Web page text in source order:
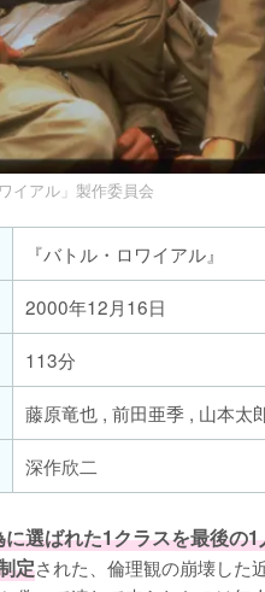
イアル」製作委員会
『バトル・ロワイアル』
2000年12月16日
113分
藤原竜也 , 前田亜季 , 山本太
深作欣二
選ばれた1クラスを最後の
定された、倫理観の崩壊した